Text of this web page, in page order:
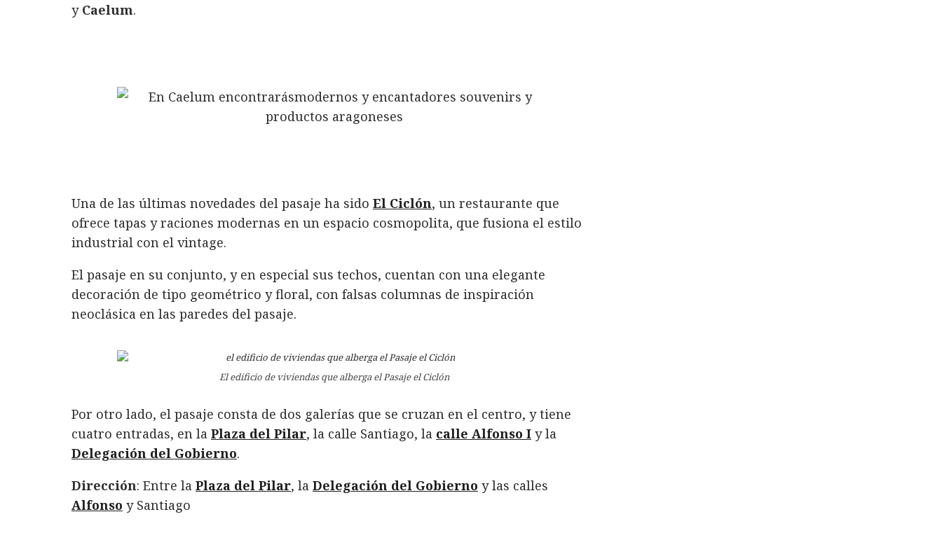
y Caelum.
Una de las últimas novedades del pasaje ha sido El Ciclón, un restaurante que
ofrece tapas y raciones modernas en un espacio cosmopolita, que fusiona el estilo
industrial con el vintage.
El pasaje en su conjunto, y en especial sus techos, cuentan con una elegante
decoración de tipo geométrico y floral, con falsas columnas de inspiración
neoclásica en las paredes del pasaje.
El edificio de viviendas que alberga el Pasaje el Ciclón
Por otro lado, el pasaje consta de dos galerías que se cruzan en el centro, y tiene
cuatro entradas, en la Plaza del Pilar, la calle Santiago, la calle Alfonso I y la
Delegación del Gobierno.
Dirección: Entre la Plaza del Pilar, la Delegación del Gobierno y las calles
Alfonso y Santiago